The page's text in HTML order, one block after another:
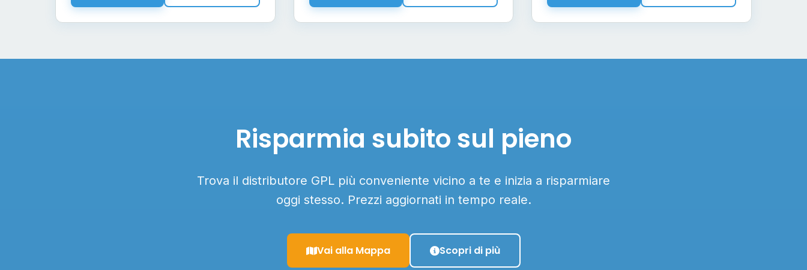
Risparmia subito sul pieno
Trova il distributore GPL più conveniente vicino a te e inizia a risparmiare
oggi stesso. Prezzi aggiornati in tempo reale.
Vai alla Mappa Scopri di più